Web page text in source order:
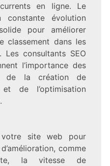
en ligne. Le
constante évolution
pour améliorer
classement dans les
Les consultants SEO
l’importance des
de la création de
de l’optimisation
votre site web pour
comme
la vitesse de